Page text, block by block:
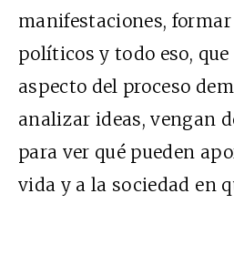
manifestaciones,
políticos y todo eso,
aspecto del proceso
analizar ideas, vengan
para ver qué pueden
vida y a la sociedad en